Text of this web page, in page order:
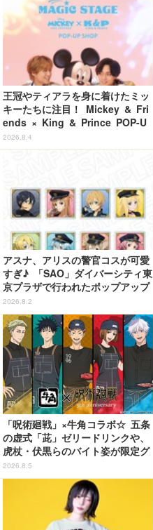
王冠やティアラを身に着けたミッ
キーたちに注目！ Mickey & Fri
ends × King & Prince POP-U
P SHOP「MAGIC STAGE」に新
商品登場
2026.8.4
アスナ、アリスの警官コスが可愛
すぎ♪ 「SAO」ダイバーシティ東
京プラザで行われたポップアップ
ショップの事後通販がスタート！
2026.8.2
「呪術廻戦」×牛角コラボ☆ 五条
の虚式「茈」ゼリードリンクや、
虎杖・伏黒らのバイト姿が限定グ
ッズに【8月26日～】
2026.8.5